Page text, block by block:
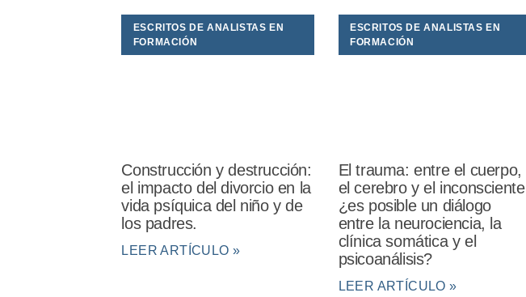
ESCRITOS DE ANALISTAS EN
FORMACIÓN
Construcción y destrucción:
el impacto del divorcio en la
vida psíquica del niño y de
los padres.
LEER ARTÍCULO »
ESCRITOS DE ANALISTAS EN
FORMACIÓN
El trauma: entre el cuerpo,
el cerebro y el inconsciente
¿es posible un diálogo
entre la neurociencia, la
clínica somática y el
psicoanálisis?
LEER ARTÍCULO »